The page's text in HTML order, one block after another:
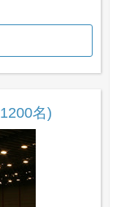
名)